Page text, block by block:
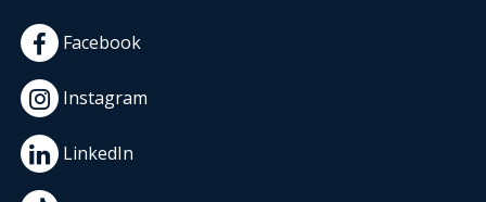
Facebook
Instagram
LinkedIn